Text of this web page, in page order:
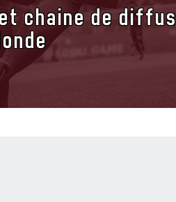
chaine de